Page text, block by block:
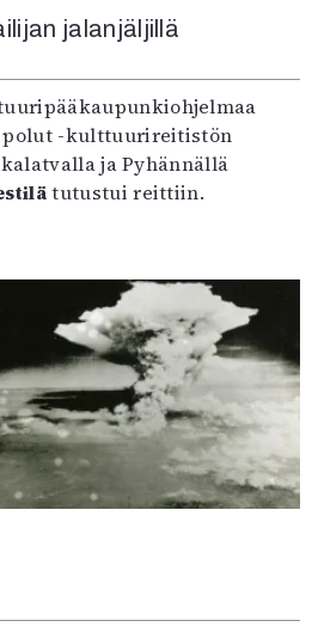
jalanjäljillä
polut -kulttuurireitistön
ja Pyhännällä
tutustui reittiin.